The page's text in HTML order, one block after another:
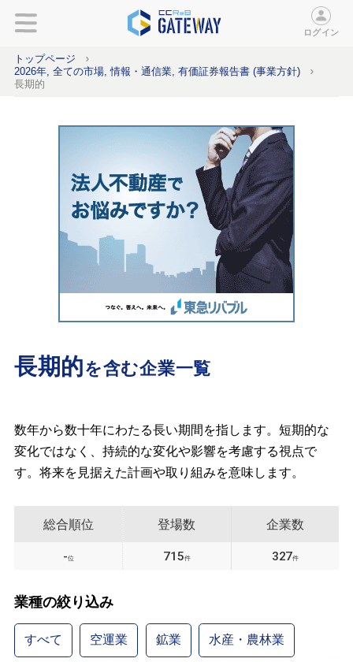
ログイン
トップページ
2026年, 全ての市場, 情報・通信業, 有価証券報告書 (事業方針)
長期的
長期的を含む企業一覧
数年から数十年にわたる長い期間を指します。短期的な
変化ではなく、持続的な変化や影響を考慮する視点で
す。将来を見据えた計画や取り組みを意味します。
総合順位
-位
登場数
715件
企業数
327件
業種の絞り込み
すべて 空運業 鉱業 水産・農林業